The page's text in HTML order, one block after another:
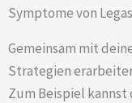
Symptome von
Gemeinsam mit
Strategien
Zum Beispiel